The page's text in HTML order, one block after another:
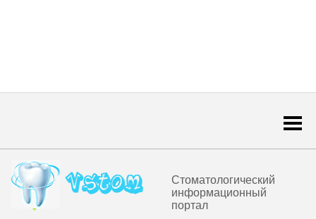
Стоматологический
информационный
портал